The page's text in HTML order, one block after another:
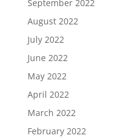
September 2022
August 2022
July 2022
June 2022
May 2022
April 2022
March 2022
February 2022